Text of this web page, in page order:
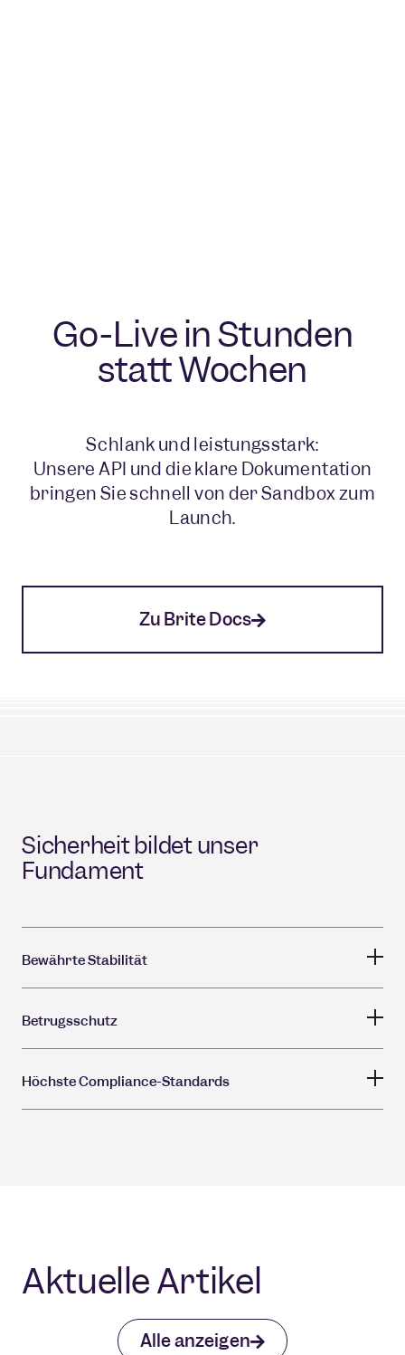
Effiziente Zahlungen für höhere Margen
Non-Profits
Fehlerfreie Spendenabwicklung
Go-Live in Stunden
statt Wochen
Schlank und leistungsstark:
Unsere API und die klare Dokumentation
bringen Sie schnell von der Sandbox zum
Launch.
Zu Brite Docs
Sicherheit bildet unser
Fundament
Bewährte Stabilität
Betrugsschutz
Höchste Compliance-Standards
Aktuelle Artikel
Alle anzeigen